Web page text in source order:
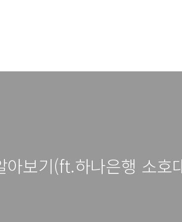
보기(ft.하나은행 소호